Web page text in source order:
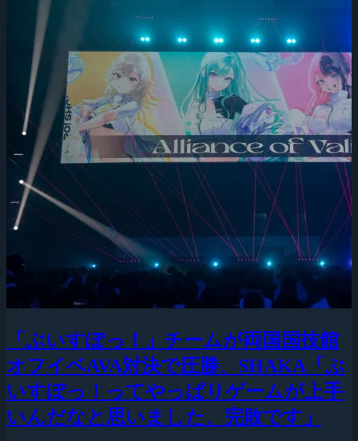
「ぶいすぽっ！」チームが両国国技館
オフイベAVA対決で圧勝、SHAKA「ぶ
いすぽっ！ってやっぱりゲームが上手
いんだなと思いました、完敗です」